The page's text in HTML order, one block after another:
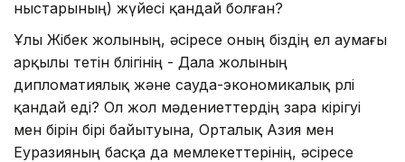
ныстарының) жүйесі қандай болған?
Ұлы Жібек жолының, әсіресе оның біздің ел аумағы
арқылы өтетін бөлігінің - Дала жолының
дипломатиялық және сауда-экономикалық рөлі
қандай еді? Ол жол мәдениеттердің өзара кі­рігуі
мен бірін бірі байытуына, Ор­та­лық Азия мен
Еуразияның басқа да мемлекеттерінің, әсіресе